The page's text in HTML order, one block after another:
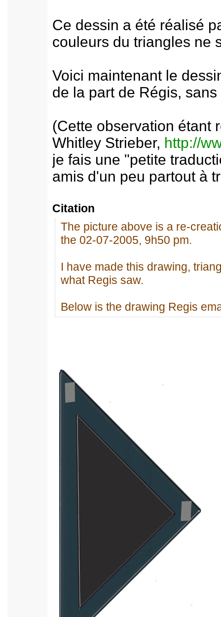
Ce dessin a été réalisé
couleurs du triangles ne
Voici maintenant le
de la part de Régis,
(Cette observation étant
Whitley Strieber, http://
je fais une "petite
amis d'un peu partout à
Citation
The picture above is a re-
the 02-07-2005, 9h50 pm.
I have made this drawing,
what Regis saw.
Below is the drawing Regis